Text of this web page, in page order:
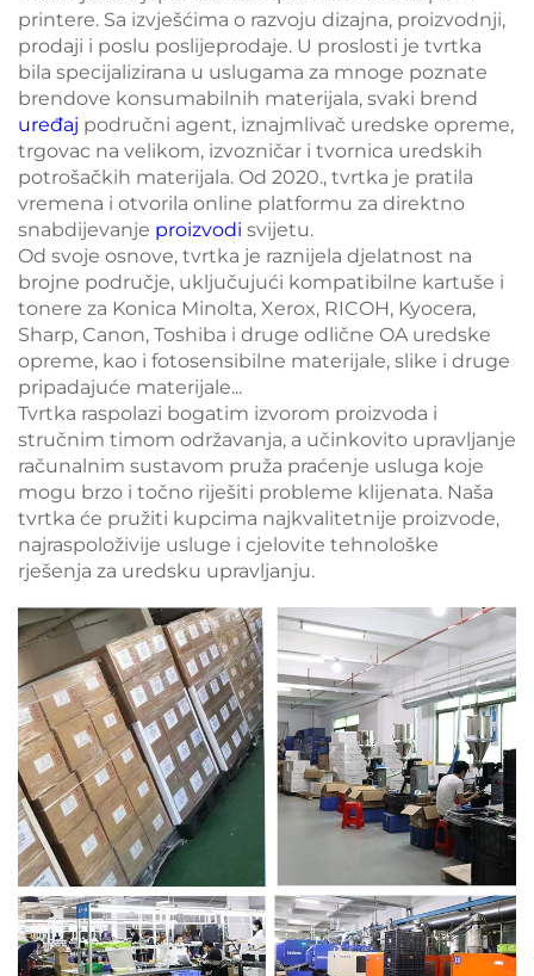
printere. Sa izvješćima o razvoju dizajna, proizvodnji,
prodaji i poslu poslijeprodaje. U proslosti je tvrtka
bila specijalizirana u uslugama za mnoge poznate
brendove konsumabilnih materijala, svaki brend
uređaj područni agent, iznajmlivač uredske opreme,
trgovac na velikom, izvozničar i tvornica uredskih
potrošačkih materijala. Od 2020., tvrtka je pratila
vremena i otvorila online platformu za direktno
snabdijevanje proizvodi svijetu.
Od svoje osnove, tvrtka je raznijela djelatnost na
brojne područje, uključujući kompatibilne kartuše i
tonere za Konica Minolta, Xerox, RICOH, Kyocera,
Sharp, Canon, Toshiba i druge odlične OA uredske
opreme, kao i fotosensibilne materijale, slike i druge
pripadajuće materijale...
Tvrtka raspolazi bogatim izvorom proizvoda i
stručnim timom održavanja, a učinkovito upravljanje
računalnim sustavom pruža praćenje usluga koje
mogu brzo i točno riješiti probleme klijenata. Naša
tvrtka će pružiti kupcima najkvalitetnije proizvode,
najraspoloživije usluge i cjelovite tehnološke
rješenja za uredsku upravljanju.